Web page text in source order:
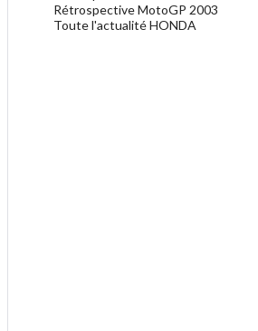
Rétrospective MotoGP 2003
Toute l'actualité HONDA